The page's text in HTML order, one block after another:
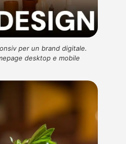
per un brand digitale.
desktop e mobile